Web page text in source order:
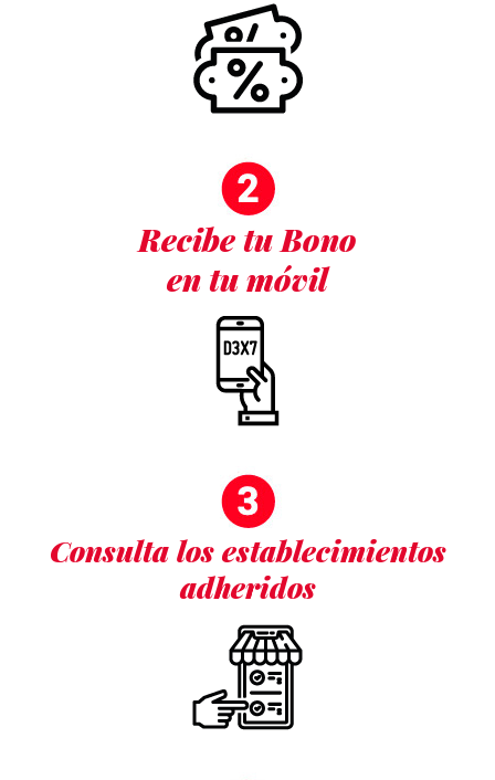
Recibe tu Bono
en tu móvil
Consulta los establecimientos
adheridos